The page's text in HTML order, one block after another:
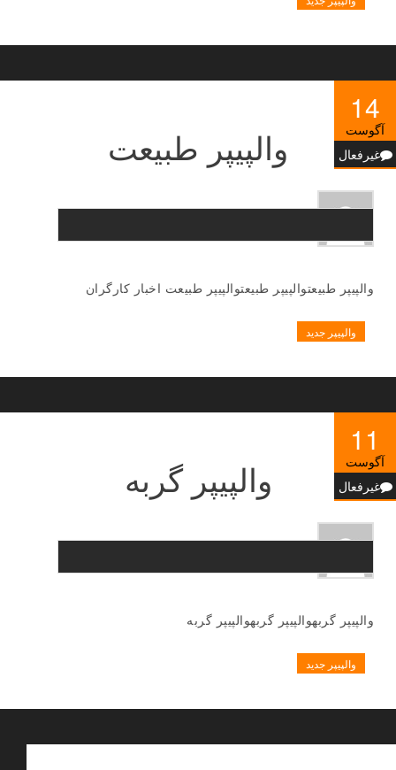
14
آگوست
غیرفعال
والپیپر طبیعت
والپیپر طبیعتوالپیپر طبیعتوالپیپر طبیعت اخبار کارگران
والپیپر جدید
11
آگوست
غیرفعال
والپیپر گربه
والپیپر گربهوالپیپر گربهوالپیپر گربه
والپیپر جدید